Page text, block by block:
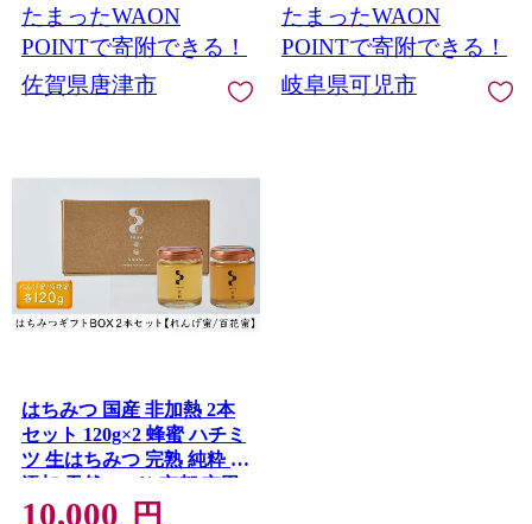
たまったWAON
POINTで寄附できる！
佐賀県唐津市
たまったWAON
POINTで寄附できる！
岐阜県可児市
はちみつ 国産 非加熱 2本
セット 120g×2 蜂蜜 ハチミ
ツ 生はちみつ 完熟 純粋 無
添加 天然 100％ 京都 京田
辺市 一休品 認定 瓶 贈答用
10,000 円